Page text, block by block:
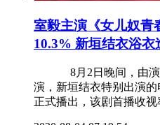
室毅主演《女儿奴青
10.3% 新垣结衣浴衣
8月2日晚间，由演员
演，新垣结衣特别出演的
正式播出，该剧首播收视